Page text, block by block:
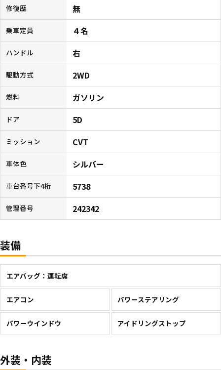
修復歴 無
乗車定員 ４名
ハンドル 右
駆動方式 2WD
燃料 ガソリン
ドア 5D
ミッション CVT
車体色 シルバー
車台番号下4桁 5738
管理番号 242342
装備
エアバッグ：運転席
エアコン パワーステアリング
パワーウインドウ アイドリングストップ
外装・内装